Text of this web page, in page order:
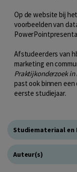
Op de website bij
voorbeelden van
Afstudeerders van
marketing en
Praktijkonderzoek
past ook binnen
eerste studiejaar.
Studiemateriaal
Auteur(s)